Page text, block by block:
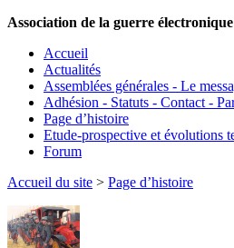
Association de la guerre
Accueil
Actualités
Assemblées générales - Le
Adhésion - Statuts - Contact -
Page d’histoire
Etude-prospective et évolutions
Forum
Accueil du site > Page d’histoire